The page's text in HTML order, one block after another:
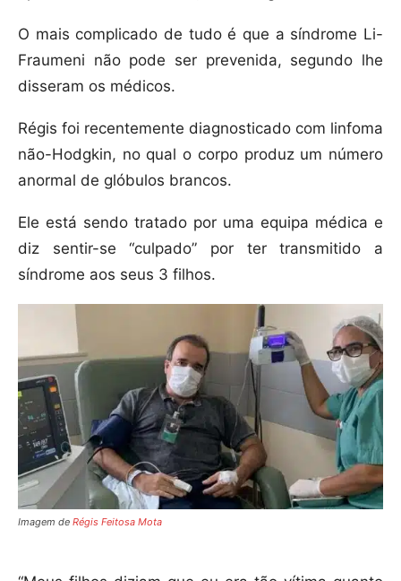
O mais complicado de tudo é que a síndrome Li-
Fraumeni não pode ser prevenida, segundo lhe
disseram os médicos.
Régis foi recentemente diagnosticado com linfoma
não-Hodgkin, no qual o corpo produz um número
anormal de glóbulos brancos.
Ele está sendo tratado por uma equipa médica e
diz sentir-se “culpado” por ter transmitido a
síndrome aos seus 3 filhos.
Imagem de Régis Feitosa Mota